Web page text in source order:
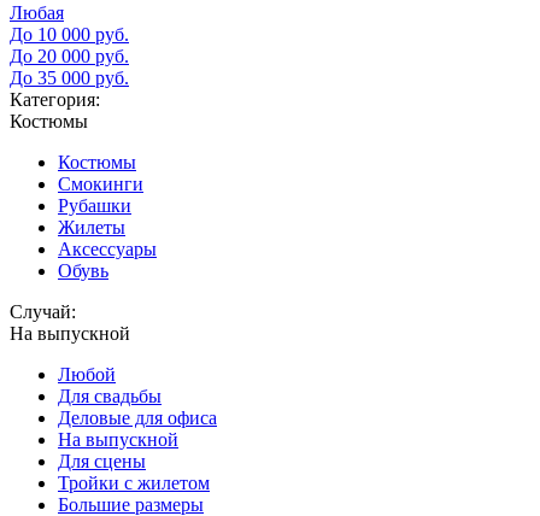
Любая
До 10 000 руб.
До 20 000 руб.
До 35 000 руб.
Категория:
Костюмы
Костюмы
Смокинги
Рубашки
Жилеты
Аксессуары
Обувь
Случай:
На выпускной
Любой
Для свадьбы
Деловые для офиса
На выпускной
Для сцены
Тройки с жилетом
Большие размеры